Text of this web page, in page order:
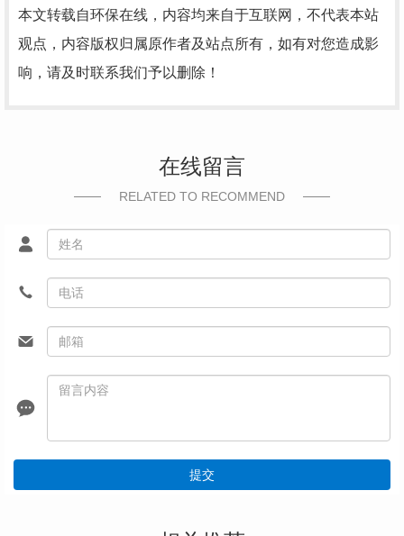
本文转载自环保在线，内容均来自于互联网，不代表本站
观点，内容版权归属原作者及站点所有，如有对您造成影
响，请及时联系我们予以删除！
在线留言
RELATED TO RECOMMEND
提交